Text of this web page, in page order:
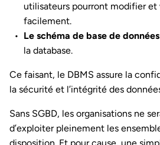
utilisateurs pourront modifier et
facilement.
Le schéma de base de données
la database.
Ce faisant, le DBMS assure la
la sécurité et l’intégrité des
Sans SGBD, les organisations ne
d’exploiter pleinement les